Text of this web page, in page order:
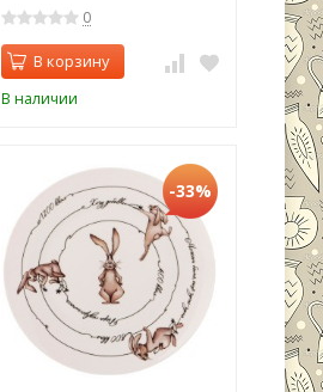
0
В корзину
В наличии
-33%